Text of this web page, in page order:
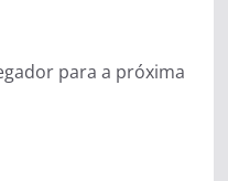
para a próxima